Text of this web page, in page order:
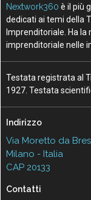
Nextwork360 è il più
dedicati ai temi della
Imprenditoriale. Ha
imprenditoriale nelle
Testata registrata al
1927. Testata
Indirizzo
Via Moretto da
Milano - Italia
CAP 20133
Contatti